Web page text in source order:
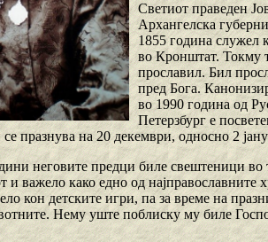
Светиот праведен
Архангелска
1855 година служел
во Кронштат. Токму
прославил. Бил
пред Бога.
во 1990 година од
Петерзбург е
празнува на 20 декември, односно 2
неговите предци биле свештеници во
и важело како едно од најправославните
кон детските игри, па за време на
Нему уште поблиску му биле